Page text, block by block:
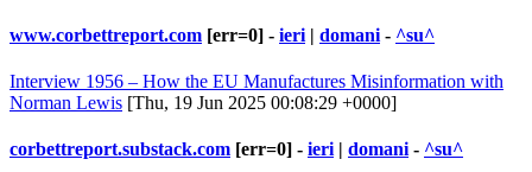
www.corbettreport.com [err=0] - ieri | domani - ^su^
Interview 1956 – How the EU Manufactures Misinformation with
Norman Lewis [Thu, 19 Jun 2025 00:08:29 +0000]
corbettreport.substack.com [err=0] - ieri | domani - ^su^